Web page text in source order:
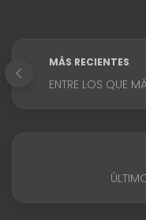
MÁS RECIENTES
ENTRE LOS QUE